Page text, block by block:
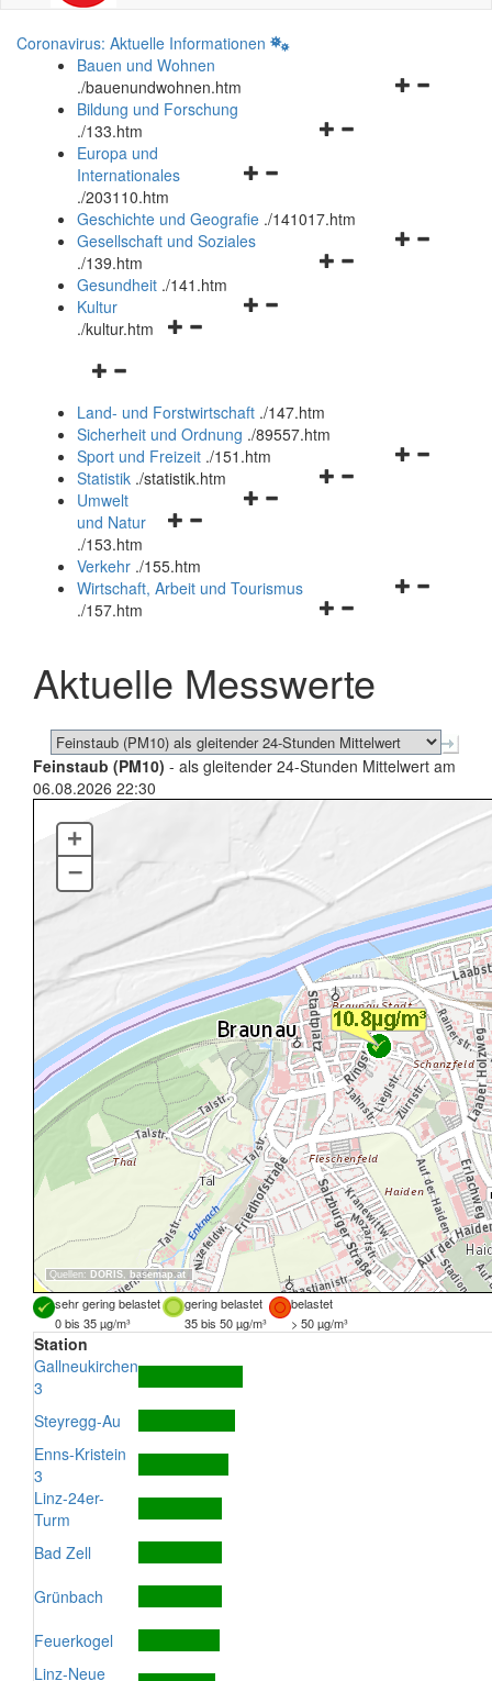
Coronavirus: Aktuelle Informationen
Bauen und Wohnen
./bauenundwohnen.htm
Navigationsmenü
Bildung und Forschung
./133.htm
Navigationsmenü
und
schließen
Europa und
Internationales
./203110.htm
Geschichte und Geografie ./141017.htm
Navigationsmenü
Gesellschaft und Soziales
./139.htm
Navigationsmenü
Gesundheit ./141.htm
Navigationsmenü
Kultur
./kultur.htm
Navigationsmenü
und
schließen
Land- und Forstwirtschaft ./147.htm
Sicherheit und Ordnung ./89557.htm
Navigationsmenü
Sport und Freizeit ./151.htm
Navigationsmenü
Statistik ./statistik.htm
Navigationsmenü
und
schließen
Umwelt
und Natur
./153.htm
Verkehr ./155.htm
Navigationsmenü
schließen
Wirtschaft, Arbeit und Tourismus
./157.htm
Aktuelle Messwerte
Feinstaub (PM10) - als gleitender 24-Stunden Mittelwert am
06.08.2026 22:30
Quellen: DORIS, basemap.at
+
–
sehr gering belastet gering belastet
belastet
0 bis 35 µg/m³
35 bis 50 µg/m³ > 50 µg/m³
Station
Gallneukirchen
3
Steyregg-Au
Enns-Kristein
3
Linz-24er-
Turm
Bad Zell
Grünbach
Feuerkogel
Linz-Neue